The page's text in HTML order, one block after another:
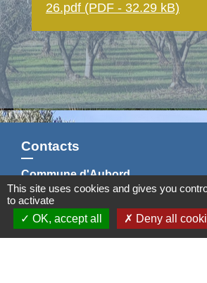
26.pdf (PDF - 32.29 kB)
Contacts
Commune d'Aubord
1 Place de la Mairie
30620 Aubord - FRANCE
+33 4 66 71 12 65
Contact par formulaire
This site uses cookies and gives you
to activate
OK, accept all
Deny all